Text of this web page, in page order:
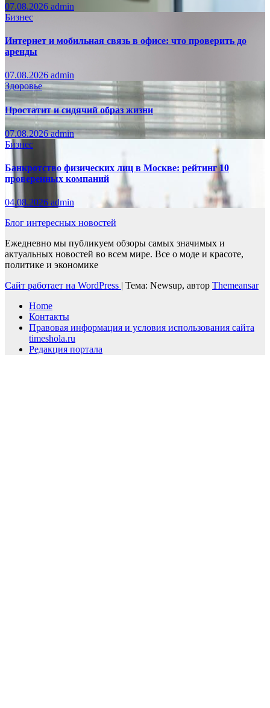
07.08.2026 admin
Бизнес
Интернет и мобильная связь в офисе: что проверить до
аренды
07.08.2026 admin
Здоровье
Простатит и сидячий образ жизни
07.08.2026admin
Бизнес
Банкротство физических лиц в Москве: рейтинг 10
проверенных компаний
04.08.2026 admin
Блог интересных новостей
Ежедневно мы публикуем обзоры самых значимых и
актуальных новостей во всем мире. Все о моде и красоте,
политике и экономике
Сайт работает на WordPress
Тема: Newsup, автор Themeansar
Home
Контакты
Правовая информация и условия использования сайта
timeshola.ru
Редакция портала